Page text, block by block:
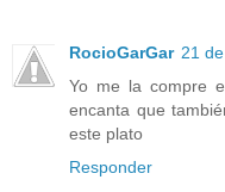
RocioGarGar 21
Yo me la compre
encanta que
este plato
Responder